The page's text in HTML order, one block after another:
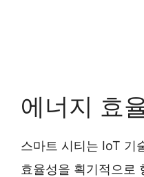
에너지 효
스마트 시티는 IoT 기
효율성을 획기적으로